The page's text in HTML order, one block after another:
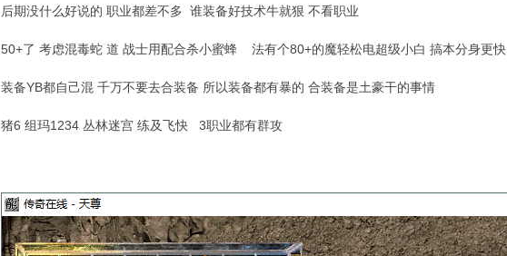
后期没什么好说的 职业都差不多 谁装备好技术牛就狠 不看职业
50+了 考虑混毒蛇 道 战士用配合杀小蜜蜂 法有个80+的魔轻松电超级小白 搞本分身更快
装备YB都自己混 千万不要去合装备 所以装备都有暴的 合装备是土豪干的事情
猪6 组玛1234 丛林迷宫 练及飞快 3职业都有群攻